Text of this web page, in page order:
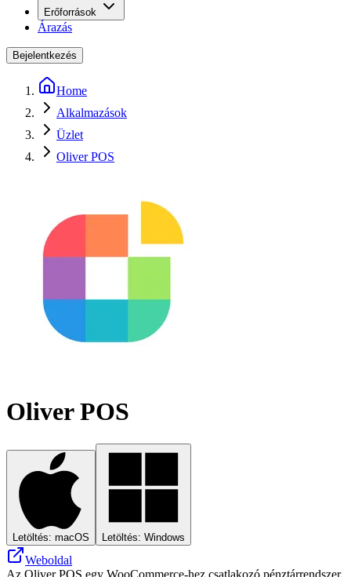
Erőforrások
Árazás
Bejelentkezés
Home
Alkalmazások
Üzlet
Oliver POS
Oliver POS
Letöltés: macOS Letöltés: Windows
Weboldal
Az Oliver POS egy WooCommerce-hez csatlakozó pénztárrendszer,